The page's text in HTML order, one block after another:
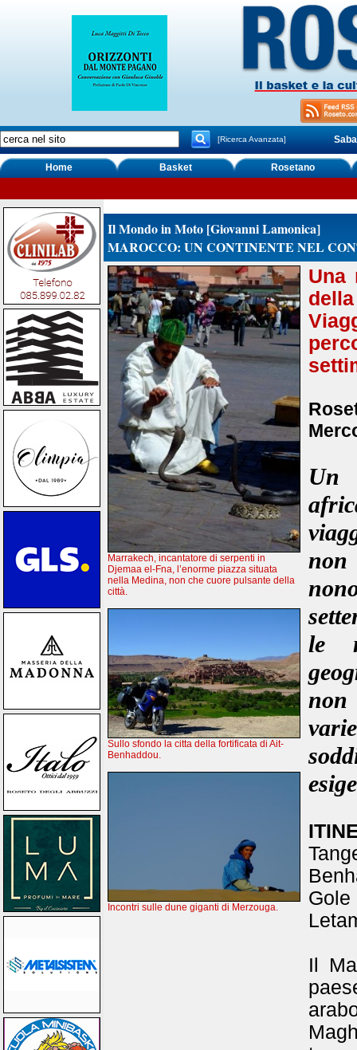
[Ricerca Avanzata]
Home Basket Rosetano
Il Mondo in Moto [Giovanni Lamonica]
MAROCCO: UN CONTINENTE NEL
Marrakech, incantatore di serpenti in
Djemaa el-Fna, l’enorme piazza situata
nella Medina, non che cuore pulsante della
città.
Sullo sfondo la citta della fortificata di Ait-
Benhaddou.
Incontri sulle dune giganti di Merzouga.
Una
Un
non
le
non
Gole
Il